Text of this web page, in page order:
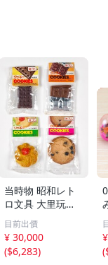
当時物 昭和レト
ロ文具 大里玩具
クッキー消しゴム
チョコレート ビ
スケット ファン
シー消しゴム
目前出價
¥ 30,000
($6,283)
(